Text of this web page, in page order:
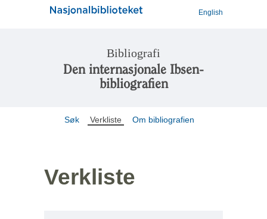
English
Bibliografi
Den internasjonale Ibsen-
bibliografien
Søk Verkliste Om bibliografien
Verkliste